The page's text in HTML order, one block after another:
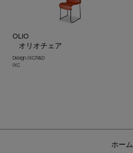
OLIO
オリオチェア
Design : IXC R&D
IXC
ホーム